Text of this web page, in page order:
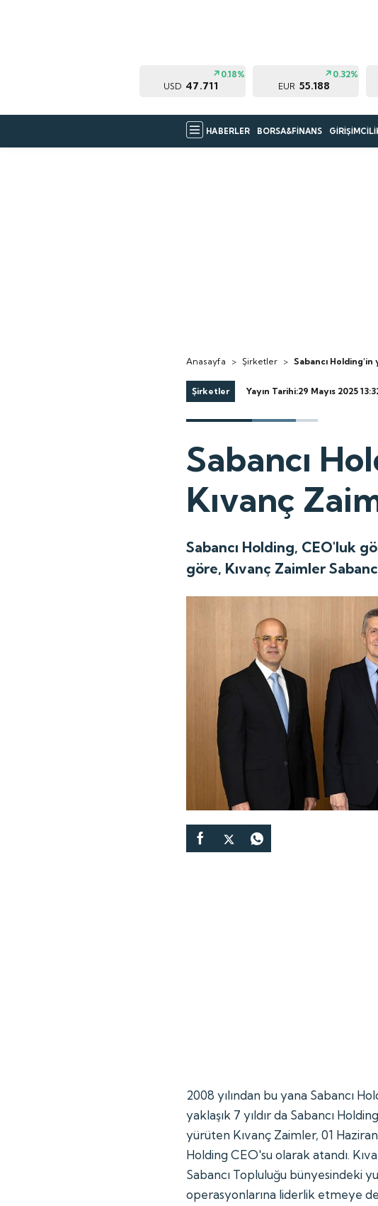
USD 47.711
0.18%
EUR 55.188
0.32%
HABERLER BORSA&FİNANS
Anasayfa > Şirketler > Sabancı Holding'in
Şirketler Yayın Tarihi:29 Mayıs 2025
Sabancı
Kıvanç
Sabancı Holding, CEO'luk
göre, Kıvanç Zaimler
2008 yılından bu yana Sabancı
yaklaşık 7 yıldır da Sabancı
yürüten Kıvanç Zaimler, 01
Holding CEO'su olarak atandı.
Sabancı Topluluğu bünyesindeki
operasyonlarına liderlik etmeye